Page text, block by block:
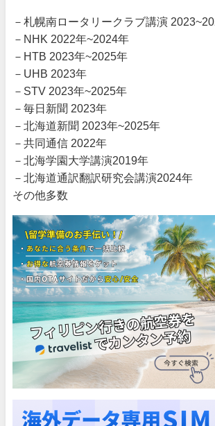
－札幌南ロータリークラブ講演
－NHK 2022年~2024年
－HTB 2023年~2025年
－UHB 2023年
－STV 2023年~2025年
－毎日新聞 2023年
－北海道新聞 2023年~2025年
－共同通信 2022年
－北海学園大学講演2019年
－北海道通訳翻訳研究会講演2024年
その他多数